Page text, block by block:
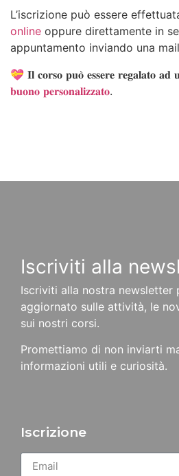
L’iscrizione può essere
online oppure direttamente in
appuntamento inviando una
💝 𝐈𝐥 𝐜𝐨𝐫𝐬𝐨 𝐩𝐮𝐨̀ 𝐞𝐬𝐬𝐞𝐫𝐞 𝐫𝐞𝐠𝐚𝐥𝐚𝐭𝐨
𝐛𝐮𝐨𝐧𝐨 𝐩𝐞𝐫𝐬𝐨𝐧𝐚𝐥𝐢𝐳𝐳𝐚𝐭𝐨.
Iscriviti alla
Iscriviti alla nostra newsletter
aggiornato sulle attività, le
sui nostri corsi.
Promettiamo di non inviarti
informazioni utili e curiosità.
Iscrizione